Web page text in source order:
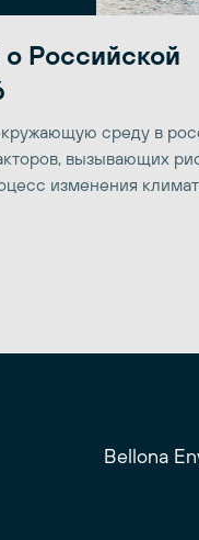
Российской
среду в
вызывающих
изменения
Bellona